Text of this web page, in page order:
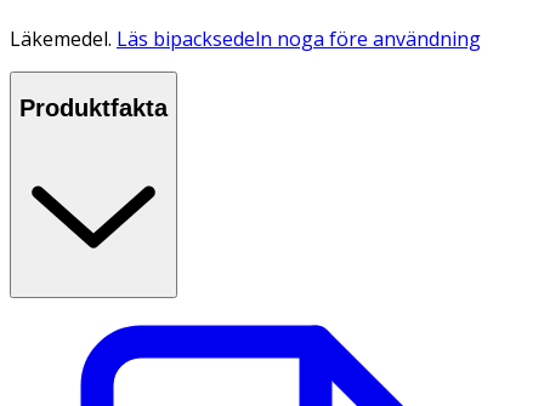
Läkemedel. Läs bipacksedeln noga före användning
Produktfakta